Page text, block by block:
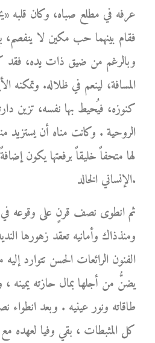
عرفه في مطلع صباه، وكان قلبه
فقام بينهما حب مكين لا ينفصم،
وبالرغم من ضيق ذات يده، فقد
المسافة، لينعم في ظلاله. وتمكنه
كنوزه، فيُحيط بها نفسه، تزين
الروحية . وكانت مناه أن يستزيد
لها متحفاً خليقاً برفعتها يكون
الإنساني الخالد.
ثم انطوى نصف قرنٍ على وقوعه في
ومنذذاك وأمانيه تعقد زهورها
الفنون الرائعات الحسن تتوارد
يضنُّ من أجلها بمال حازته يمينه
طاقاته ونور عينيه . وبعد
كل المثبطات ، بقي وفيا لعهده